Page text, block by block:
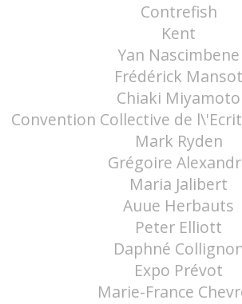
Contrefish
Kent
Yan Nascimbene
Frédérick Mansot
Chiaki Miyamoto
Convention Collective de
Mark Ryden
Grégoire
Maria Jalibert
Auue Herbauts
Peter Elliott
Daphné
Expo Prévot
Marie-France